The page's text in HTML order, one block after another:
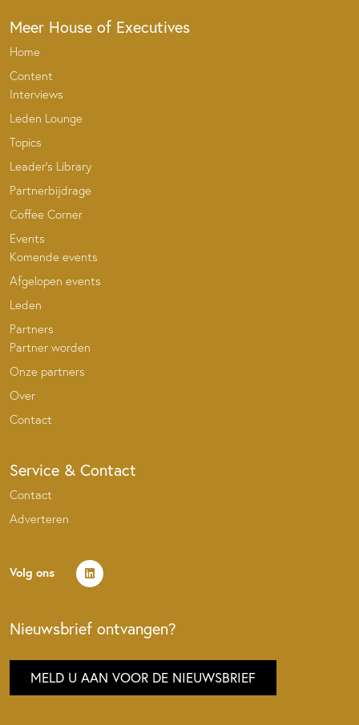
Meer House of Executives
Home
Content
Interviews
Leden Lounge
Topics
Leader’s Library
Partnerbijdrage
Coffee Corner
Events
Komende events
Afgelopen events
Leden
Partners
Partner worden
Onze partners
Over
Contact
Service & Contact
Contact
Adverteren
Volg ons
Nieuwsbrief ontvangen?
MELD U AAN VOOR DE NIEUWSBRIEF